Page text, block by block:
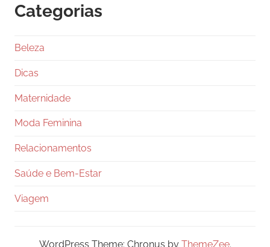
Categorias
Beleza
Dicas
Maternidade
Moda Feminina
Relacionamentos
Saúde e Bem-Estar
Viagem
WordPress Theme: Chronus by ThemeZee.